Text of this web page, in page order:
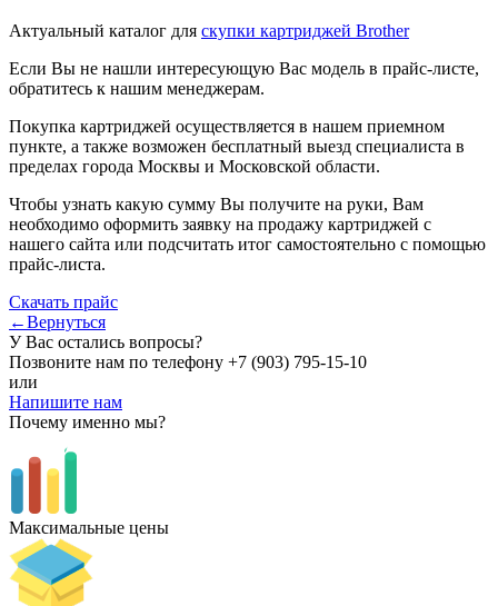
Актуальный каталог для скупки картриджей Brother
Если Вы не нашли интересующую Вас модель в прайс-листе,
обратитесь к нашим менеджерам.
Покупка картриджей осуществляется в нашем приемном
пункте, а также возможен бесплатный выезд специалиста в
пределах города Москвы и Московской области.
Чтобы узнать какую сумму Вы получите на руки, Вам
необходимо оформить заявку на продажу картриджей с
нашего сайта или подсчитать итог самостоятельно с помощью
прайс-листа.
Скачать прайс
←Вернуться
У Вас остались вопросы?
Позвоните нам по телефону +7 (903) 795-15-10
или
Напишите нам
Почему именно мы?
Максимальные цены